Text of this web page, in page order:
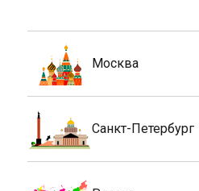
Москва
Санкт-Петербург